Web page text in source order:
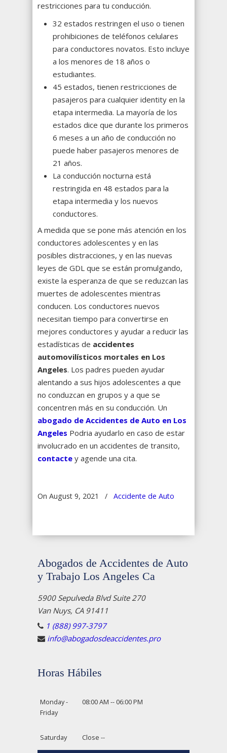
restricciones para tu conducción.
32 estados restringen el uso o tienen
prohibiciones de teléfonos celulares
para conductores novatos. Esto incluye
a los menores de 18 años o
estudiantes.
45 estados, tienen restricciones de
pasajeros para cualquier identity en la
etapa intermedia. La mayoría de los
estados dice que durante los primeros
6 meses a un año de conducción no
puede haber pasajeros menores de
21 años.
La conducción nocturna está
restringida en 48 estados para la
etapa intermedia y los nuevos
conductores.
A medida que se pone más atención en los
conductores adolescentes y en las
posibles distracciones, y en las nuevas
leyes de GDL que se están promulgando,
existe la esperanza de que se reduzcan las
muertes de adolescentes mientras
conducen. Los conductores nuevos
necesitan tiempo para convertirse en
mejores conductores y ayudar a reducir las
estadísticas de accidentes
automovilísticos mortales en Los
Angeles. Los padres pueden ayudar
alentando a sus hijos adolescentes a que
no conduzcan en grupos y a que se
concentren más en su conducción. Un
abogado de Accidentes de Auto en Los
Angeles Podria ayudarlo en caso de estar
involucrado en un accidentes de transito,
contacte y agende una cita.
On August 9, 2021 / Accidente de Auto
Abogados de Accidentes de Auto
y Trabajo Los Angeles Ca
5900 Sepulveda Blvd Suite 270
Van Nuys, CA 91411
1 (888) 997-3797
info@abogadosdeaccidentes.pro
Horas Hábiles
Monday -
Friday
08:00 AM -- 06:00 PM
Saturday Close --